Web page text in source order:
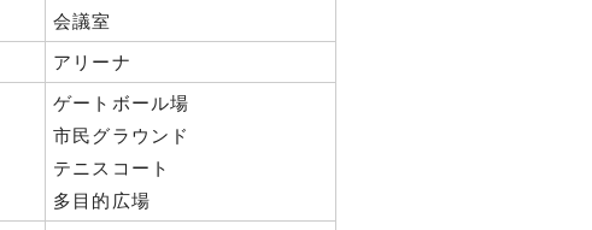
会議室
アリーナ
ゲートボール場
市民グラウンド
テニスコート
多目的広場